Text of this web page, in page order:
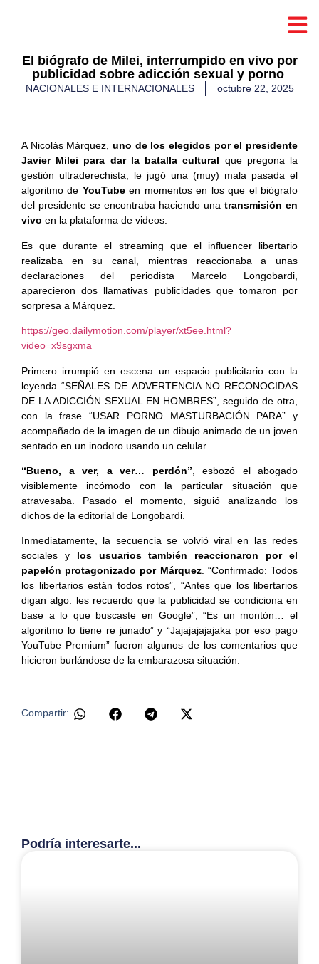
El biógrafo de Milei, interrumpido en vivo por
publicidad sobre adicción sexual y porno
NACIONALES E INTERNACIONALES octubre 22, 2025
A Nicolás Márquez, uno de los elegidos por el presidente
Javier Milei para dar la batalla cultural que pregona la
gestión ultraderechista, le jugó una (muy) mala pasada el
algoritmo de YouTubeen momentos en los que el biógrafo
del presidente se encontraba haciendo una transmisión en
vivo en la plataforma de videos.
Es que durante el streaming que el influencer libertario
realizaba en su canal, mientras reaccionaba a unas
declaraciones del periodista Marcelo Longobardi,
aparecieron dos llamativas publicidades que tomaron por
sorpresa a Márquez.
https://geo.dailymotion.com/player/xt5ee.html?
video=x9sgxma
Primero irrumpió en escena un espacio publicitario con la
leyenda “SEÑALES DE ADVERTENCIA NO RECONOCIDAS
DE LA ADICCIÓN SEXUAL EN HOMBRES”, seguido de otra,
con la frase “USAR PORNO MASTURBACIÓN PARA” y
acompañado de la imagen de un dibujo animado de un joven
sentado en un inodoro usando un celular.
“Bueno, a ver, a ver… perdón” , esbozó el abogado
visiblemente incómodo con la particular situación que
atravesaba. Pasado el momento, siguió analizando los
dichos de la editorial de Longobardi.
Inmediatamente, la secuencia se volvió viral en las redes
sociales y los usuarios también reaccionaron por el
papelón protagonizado por Márquez. “Confirmado: Todos
los libertarios están todos rotos”, “Antes que los libertarios
digan algo: les recuerdo que la publicidad se condiciona en
base a lo que buscaste en Google”, “Es un montón… el
algoritmo lo tiene re junado” y “Jajajajajajaka por eso pago
YouTube Premium” fueron algunos de los comentarios que
hicieron burlándose de la embarazosa situación.
Compartir:
Podría interesarte...